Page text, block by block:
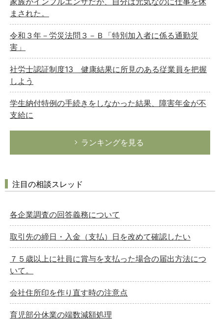
まされた。
令和３年－労災法問３－Ｂ「特別加入者に係る通勤災
害」
社労士認証制度13 健康結果に所見のある従業員を把握
しよう
学生納付特例の手続きをしなかった結果、障害年金が不
支給に
ランキングを見る
注目の相談スレッド
各企業調査の回答義務について
取引先の締日・入金（支払）日を改めて確認したい
７５歳以上に社員に賞与を支払った場合の届出方法につ
いて。
会社住所印を作り直す時の注意点
育児部分休業の端数減額処理